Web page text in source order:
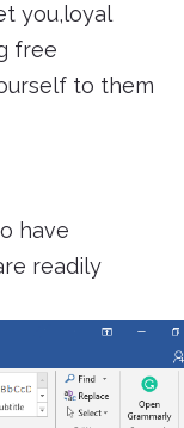
you,loyal
free
to them
have
readily